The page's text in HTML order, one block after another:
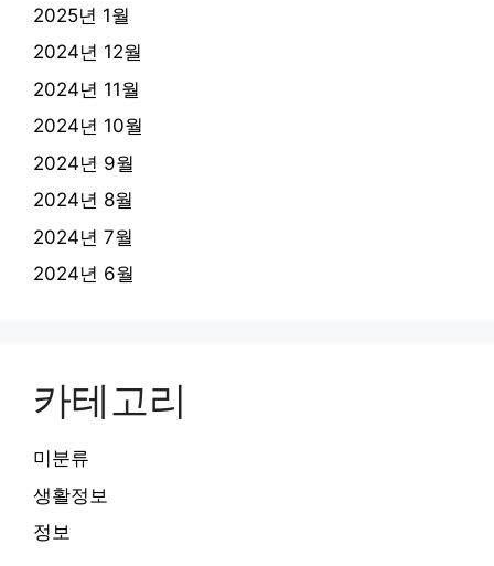
2025년 1월
2024년 12월
2024년 11월
2024년 10월
2024년 9월
2024년 8월
2024년 7월
2024년 6월
카테고리
미분류
생활정보
정보